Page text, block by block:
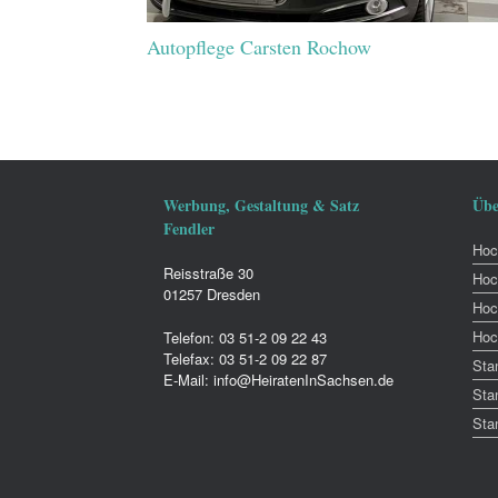
Autopflege Carsten Rochow
Werbung, Gestaltung & Satz
Fendler
Reisstraße 30
01257 Dresden
Telefon: 03 51-2 09 22 43
Telefax: 03 51-2 09 22 87
E-Mail: info@HeiratenInSachsen.de